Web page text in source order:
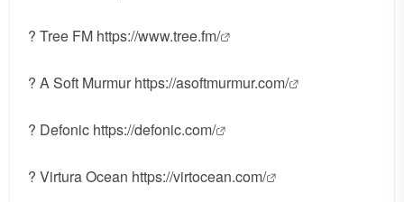
? Tree FM https://www.tree.fm/
? A Soft Murmur https://asoftmurmur.com/
? Defonic https://defonic.com/
? Virtura Ocean https://virtocean.com/